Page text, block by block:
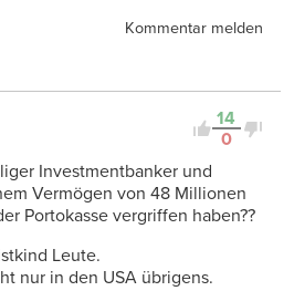
Kommentar melden
14
0
Investmentbanker und
Vermögen von 48 Millionen
Portokasse vergriffen haben??
Leute.
nur in den USA übrigens.